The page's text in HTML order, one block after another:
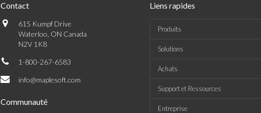
Contact
615 Kumpf Drive
Waterloo, ON Canada
N2V 1K8
1-800-267-6583
info@maplesoft.com
Communauté
Liens rapides
Produits
Solutions
Achats
Support et Ressources
Entreprise